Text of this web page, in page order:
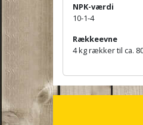
NPK-værdi
10-1-4
Rækkeevne
4 kg rækker til ca.
c